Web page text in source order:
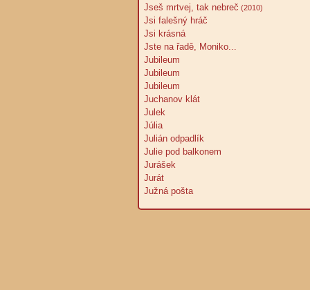
Jseš mrtvej, tak nebreč (2010)
Jsi falešný hráč
Jsi krásná
Jste na řadě, Moniko...
Jubileum
Jubileum
Jubileum
Juchanov klát
Julek
Júlia
Julián odpadlík
Julie pod balkonem
Jurášek
Jurát
Južná pošta